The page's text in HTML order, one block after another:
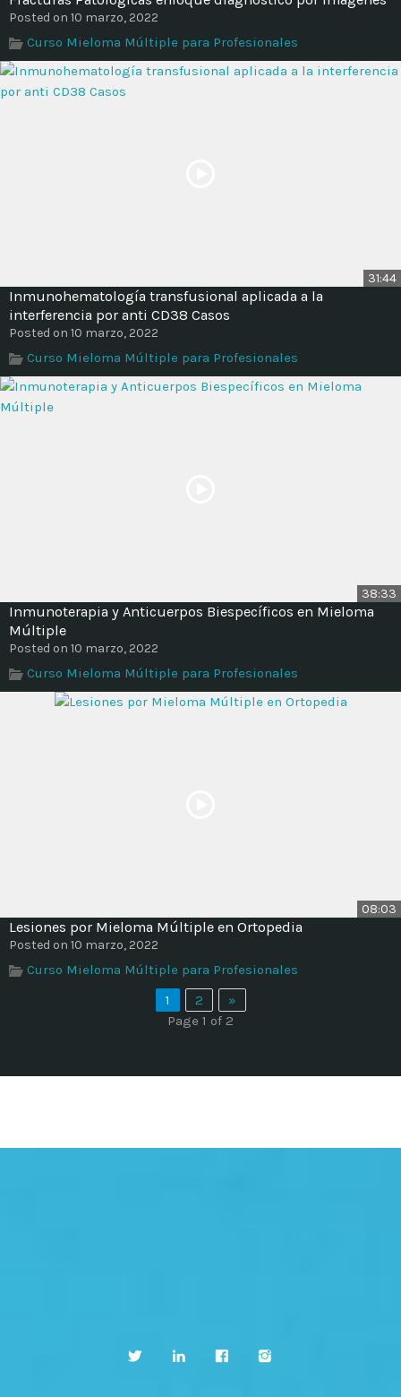
Posted on 10 marzo, 2022
Curso Mieloma Múltiple para Profesionales
31:44
Inmunohematología transfusional aplicada a la
interferencia por anti CD38 Casos
Posted on 10 marzo, 2022
Curso Mieloma Múltiple para Profesionales
38:33
Inmunoterapia y Anticuerpos Biespecíficos en Mieloma
Múltiple
Posted on 10 marzo, 2022
Curso Mieloma Múltiple para Profesionales
08:03
Lesiones por Mieloma Múltiple en Ortopedia
Posted on 10 marzo, 2022
Curso Mieloma Múltiple para Profesionales
1
2
»
Page 1 of 2